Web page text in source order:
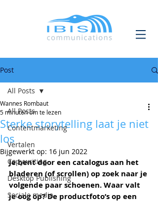
Post
All Posts
Contentmarketing
Vertalen
Copywriting
Desktop Publishing
Sociale media
All Posts
Sterke storytelling laat je niet
los
Wannes Rombaut
5 minuten om te lezen
Bijgewerkt op: 16 jun 2022
Je bent door een catalogus aan het
bladeren (of scrollen) op zoek naar je
volgende paar schoenen. Waar valt
je oog op? De productfoto’s op een